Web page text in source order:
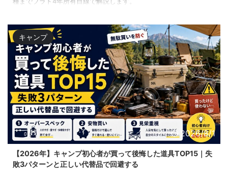
キャンプ
2026/8/1
【2026年】キャンプ初心者が買って後悔した道具TOP15｜失
敗3パターンと正しい代替品で回避する